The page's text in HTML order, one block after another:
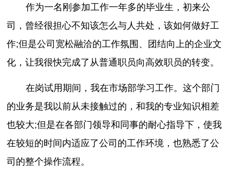
作为一名刚参加工作一年多的毕业生，初来公
司，曾经很担心不知该怎么与人共处，该如何做好工
作;但是公司宽松融洽的工作氛围、团结向上的企业文
化，让我很快完成了从普通职员向高效职员的转变。
在岗试用期间，我在市场部学习工作。这个部门
的业务是我以前从未接触过的，和我的专业知识相差
也较大;但是在各部门领导和同事的耐心指导下，使我
在较短的时间内适应了公司的工作环境，也熟悉了公
司的整个操作流程。